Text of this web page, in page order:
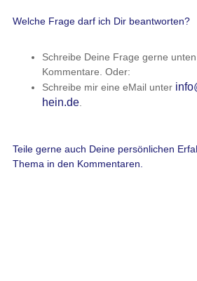
Welche Frage darf ich Dir beantworten?
Schreibe Deine Frage gerne
Kommentare. Oder:
Schreibe mir eine eMail unter
hein.de.
Teile gerne auch Deine persönlichen
Thema in den Kommentaren.